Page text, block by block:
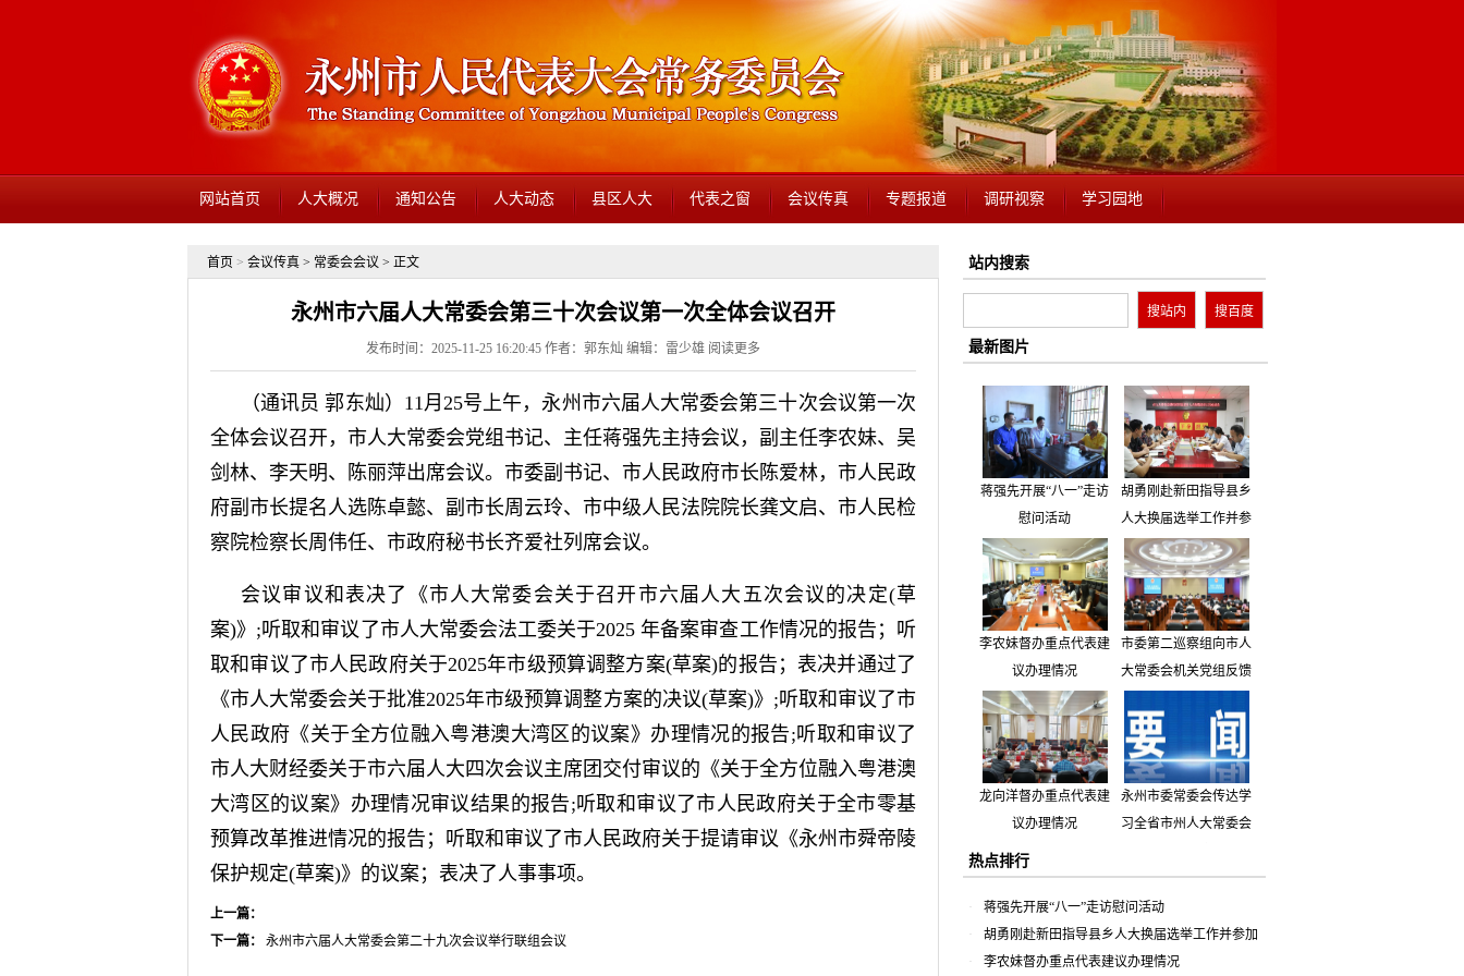
网站首页 人大概况 通知公告 人大动态 县区人大 代表之窗 会议传真 专题报道 调研视察 学习园地
首页 > 会议传真 > 常委会会议 > 正文
永州市六届人大常委会第三十次会议第一次全体会议召开
发布时间：2025-11-25 16:20:45 作者：郭东灿 编辑：雷少雄 阅读更多
（通讯员 郭东灿）11月25号上午，永州市六届人大常委会第三十次会议第一次
全体会议召开，市人大常委会党组书记、主任蒋强先主持会议，副主任李农妹、吴
剑林、李天明、陈丽萍出席会议。市委副书记、市人民政府市长陈爱林，市人民政
府副市长提名人选陈卓懿、副市长周云玲、市中级人民法院院长龚文启、市人民检
察院检察长周伟任、市政府秘书长齐爱社列席会议。
会议审议和表决了《市人大常委会关于召开市六届人大五次会议的决定(草
案)》;听取和审议了市人大常委会法工委关于2025 年备案审查工作情况的报告；听
取和审议了市人民政府关于2025年市级预算调整方案(草案)的报告；表决并通过了
《市人大常委会关于批准2025年市级预算调整方案的决议(草案)》;听取和审议了市
人民政府《关于全方位融入粤港澳大湾区的议案》办理情况的报告;听取和审议了
市人大财经委关于市六届人大四次会议主席团交付审议的《关于全方位融入粤港澳
大湾区的议案》办理情况审议结果的报告;听取和审议了市人民政府关于全市零基
预算改革推进情况的报告；听取和审议了市人民政府关于提请审议《永州市舜帝陵
保护规定(草案)》的议案；表决了人事事项。
上一篇：
下一篇：
永州市六届人大常委会第二十九次会议举行联组会议
站内搜索
最新图片
蒋强先开展“八一”走访
慰问活动
胡勇刚赴新田指导县乡
人大换届选举工作并参
加市人大代表小组主题
活动
李农妹督办重点代表建
议办理情况
市委第二巡察组向市人
大常委会机关党组反馈
龙向洋督办重点代表建
议办理情况
永州市委常委会传达学
习全省市州人大常委会
关精神 专题听取省人
大常委会执法检查组到
永州开展大气污染防治
相关法律法规执法检查
热点排行
蒋强先开展“八一”走访慰问活动
胡勇刚赴新田指导县乡人大换届选举工作并参加
市人大代表小组主题活动
李农妹督办重点代表建议办理情况